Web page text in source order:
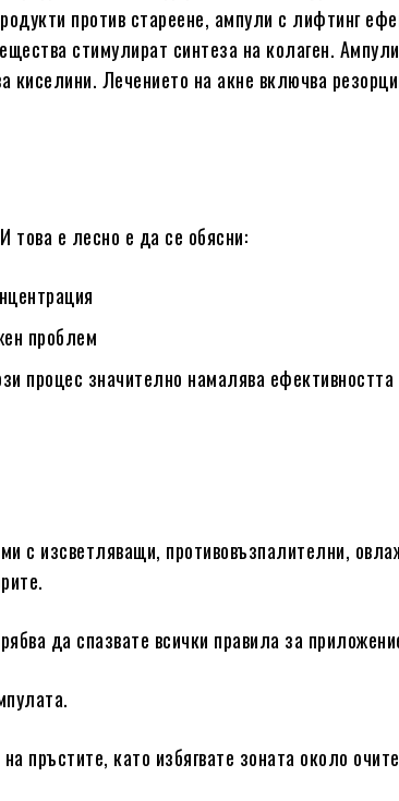
против стареене, ампули с лифтинг
стимулират синтеза на колаген.
киселини. Лечението на акне включва
това е лесно е да се обясни:
проблем
процес значително намалява ефективността
с изсветляващи, противовъзпалителни,
да спазвате всички правила за
пръстите, като избягвате зоната около